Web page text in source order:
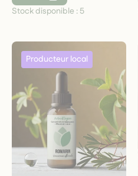
Stock disponible : 5